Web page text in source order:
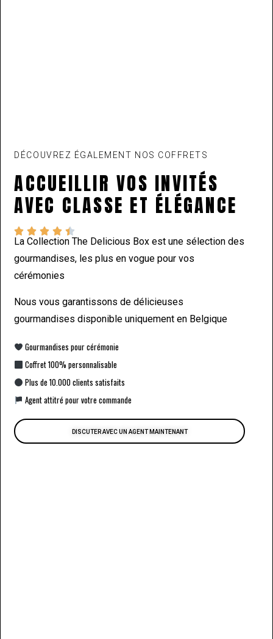
DÉCOUVREZ ÉGALEMENT NOS COFFRETS
ACCUEILLIR VOS INVITÉS
AVEC CLASSE ET ÉLÉGANCE
    
La Collection The Delicious Box est une sélection des
gourmandises, les plus en vogue pour vos
cérémonies
Nous vous garantissons de délicieuses
gourmandises disponible uniquement en Belgique
Gourmandises pour cérémonie
Coffret 100% personnalisable
Plus de 10.000 clients satisfaits
Agent attitré pour votre commande
DISCUTER AVEC UN AGENT MAINTENANT